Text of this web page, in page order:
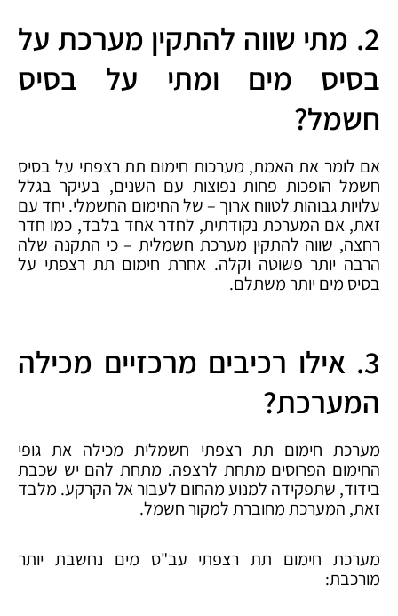
2. מתי שווה להתקין מערכת על
בסיס מים ומתי על בסיס
חשמל?
אם לומר את האמת, מערכות חימום תת רצפתי על בסיס
חשמל הופכות פחות נפוצות עם השנים, בעיקר בגלל
עלויות גבוהות לטווח ארוך – של החימום החשמלי. יחד עם
זאת, אם המערכת נקודתית, לחדר אחד בלבד, כמו חדר
רחצה, שווה להתקין מערכת חשמלית – כי התקנה שלה
הרבה יותר פשוטה וקלה. אחרת חימום תת רצפתי על
בסיס מים יותר משתלם.
3. אילו רכיבים מרכזיים מכילה
המערכת?
מערכת חימום תת רצפתי חשמלית מכילה את גופי
החימום הפרוסים מתחת לרצפה. מתחת להם יש שכבת
בידוד, שתפקידה למנוע מהחום לעבור אל הקרקע. מלבד
זאת, המערכת מחוברת למקור חשמל.
מערכת חימום תת רצפתי עב"ס מים נחשבת יותר
מורכבת: